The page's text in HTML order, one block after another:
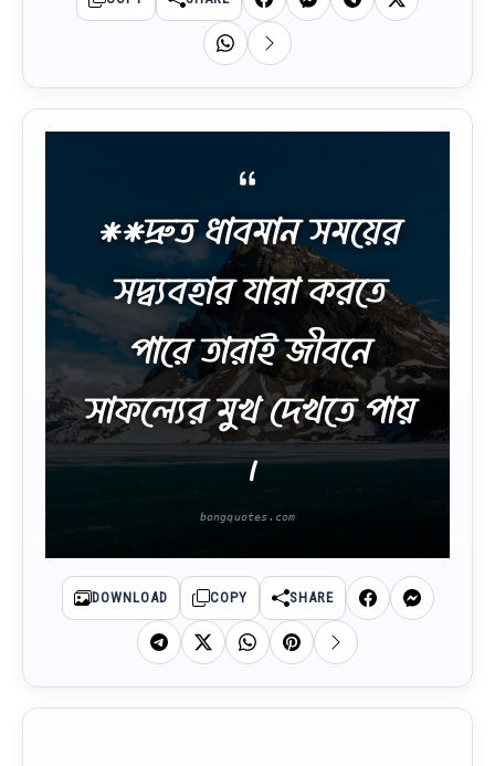
**দ্রুত ধাবমান সময়ের
সদ্ব্যবহার যারা করতে
পারে তারাই জীবনে
সাফল্যের মুখ দেখতে পায়
।
DOWNLOAD COPY SHARE